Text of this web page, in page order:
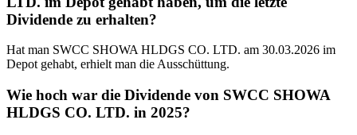
Dividende zu erhalten?
Hat man SWCC SHOWA HLDGS CO. LTD. am 30.03.2026 im
Depot gehabt, erhielt man die Ausschüttung.
Wie hoch war die Dividende von SWCC SHOWA
HLDGS CO. LTD. in 2025?